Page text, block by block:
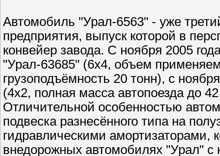
Автомобиль "Урал-6563" - уже
предприятия, выпуск которой в
конвейер завода. С ноября 2005
"Урал-63685" (6x4, объем
грузоподъёмность 20 тонн), с
(4x2, полная масса автопоезда до
Отличительной особенностью
подвеска разнесённого типа на
гидравлическими амортизаторами,
внедорожных автомобилях "Урал" с